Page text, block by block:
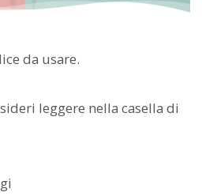
da usare.
leggere nella casella di